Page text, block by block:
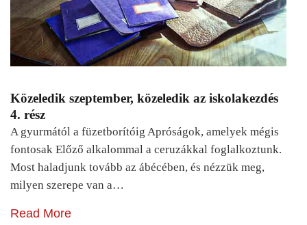
Közeledik szeptember, közeledik az iskolakezdés
4. rész
A gyurmától a füzetborítóig Apróságok, amelyek mégis
fontosak Előző alkalommal a ceruzákkal foglalkoztunk.
Most haladjunk tovább az ábécében, és nézzük meg,
milyen szerepe van a…
Read More